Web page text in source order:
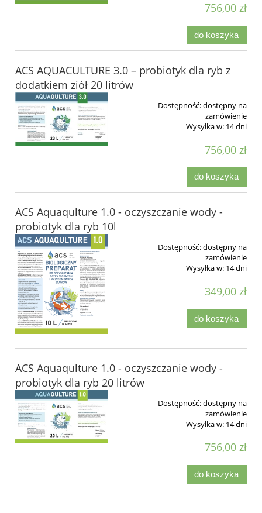
756,00 zł
do koszyka
ACS AQUACULTURE 3.0 – probiotyk dla ryb z
dodatkiem ziół 20 litrów
Dostępność:dostępny na
zamówienie
Wysyłka w: 14 dni
756,00 zł
do koszyka
ACS Aquaqulture 1.0 - oczyszczanie wody -
probiotyk dla ryb 10l
Dostępność:dostępny na
zamówienie
Wysyłka w: 14 dni
349,00 zł
do koszyka
ACS Aquaqulture 1.0 - oczyszczanie wody -
probiotyk dla ryb 20 litrów
Dostępność:dostępny na
zamówienie
Wysyłka w: 14 dni
756,00 zł
do koszyka